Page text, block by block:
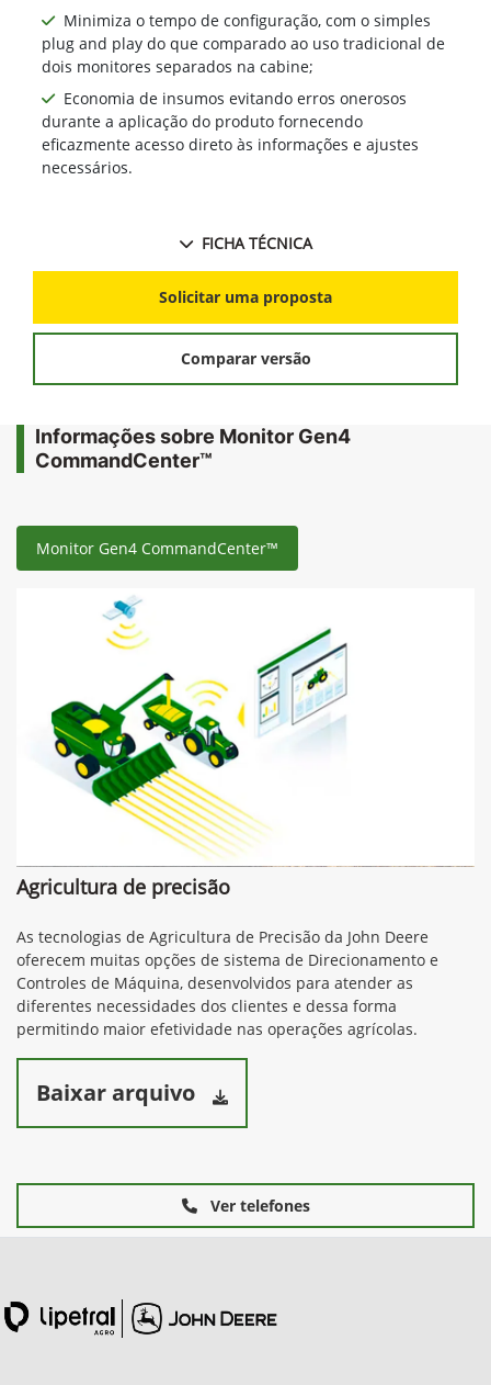
Minimiza o tempo de configuração, com o simples
plug and play do que comparado ao uso tradicional de
dois monitores separados na cabine;
Economia de insumos evitando erros onerosos
durante a aplicação do produto fornecendo
eficazmente acesso direto às informações e ajustes
necessários.
FICHA TÉCNICA
Solicitar uma proposta
Comparar versão
Informações sobre Monitor Gen4
CommandCenter™
Monitor Gen4 CommandCenter™
Agricultura de precisão
As tecnologias de Agricultura de Precisão da John Deere
oferecem muitas opções de sistema de Direcionamento e
Controles de Máquina, desenvolvidos para atender as
diferentes necessidades dos clientes e dessa forma
permitindo maior efetividade nas operações agrícolas.
Baixar arquivo
Ver telefones